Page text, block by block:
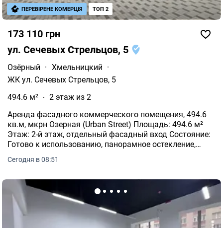
173 110 грн
ул. Сечевых Стрельцов, 5
Озёрный · Хмельницкий ·
ЖК ул. Сечевых Стрельцов, 5
494.6 м²
2 этаж из 2
Аренда фасадного коммерческого помещения, 494.6
кв.м, мкрн Озерная (Urban Street) Площадь: 494.6 м²
Этаж: 2-й этаж, отдельный фасадный вход Состояние:
Готово к использованию, панорамное остекление,
Сегодня в 08:51
ПЕРЕВІРЕНЕ КОМЕРЦІЯ ТОП 2